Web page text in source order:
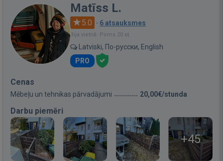
Matīss L.
5.0 · 6 atsauksmes
Bija vietnē: Pirms 20 st.
Latviski, По-русски, English
PRO
Cenas
Mēbeļu un tehnikas pārvadājumi 20,00€/stunda
Darbu piemēri
+45